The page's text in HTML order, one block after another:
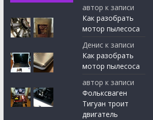
автор к записи
Как разобрать
мотор пылесоса
Денис к записи
Как разобрать
мотор пылесоса
автор к записи
Фольксваген
Тигуан троит
двигатель